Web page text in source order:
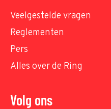
Veelgestelde vragen
Reglementen
Pers
Alles over de Ring
Volg ons